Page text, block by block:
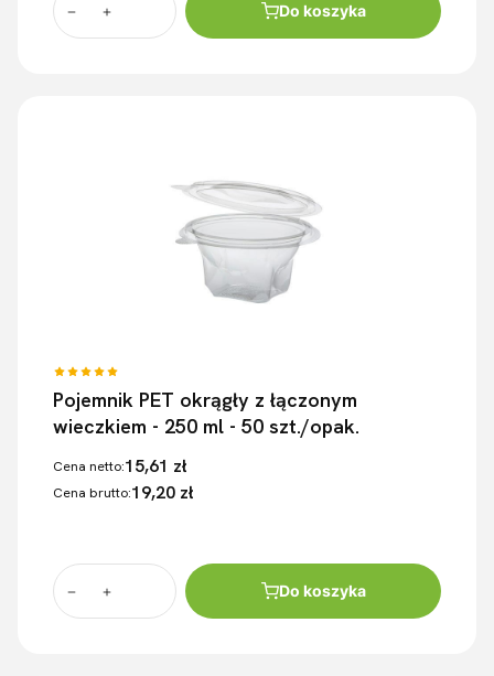
Do koszyka
Pojemnik PET okrągły z łączonym
wieczkiem - 250 ml - 50 szt./opak.
Cena netto:15,61 zł
Cena brutto:19,20 zł
Do koszyka